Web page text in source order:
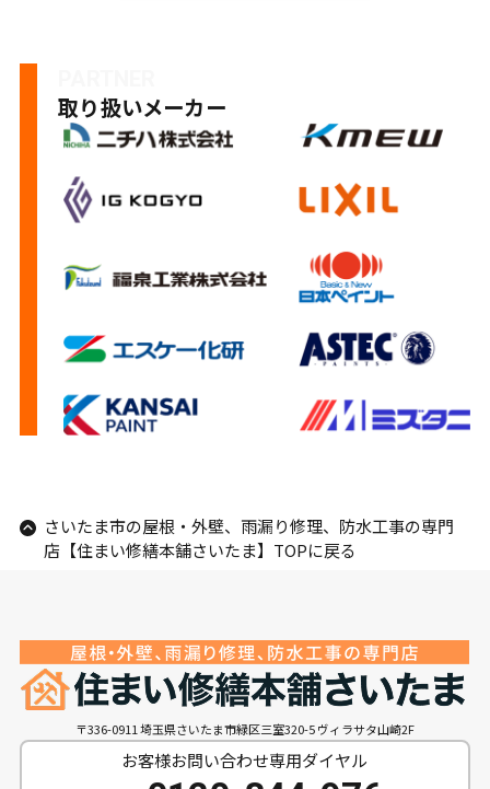
取り扱いメーカー
さいたま市の屋根・外壁、雨漏り修理、防水工事の専門
店【住まい修繕本舗さいたま】TOPに戻る
〒336-0911 埼玉県さいたま市緑区三室320-5 ヴィラサタ山崎2F
お客様お問い合わせ専用ダイヤル